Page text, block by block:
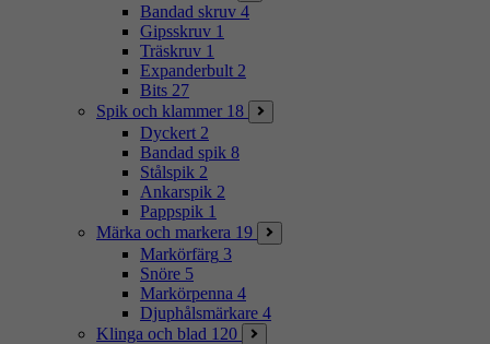
Bandad skruv 4
Gipsskruv 1
Träskruv 1
Expanderbult 2
Bits 27
Spik och klammer 18
Dyckert 2
Bandad spik 8
Stålspik 2
Ankarspik 2
Pappspik 1
Märka och markera 19
Markörfärg 3
Snöre 5
Markörpenna 4
Djuphålsmärkare 4
Klinga och blad 120